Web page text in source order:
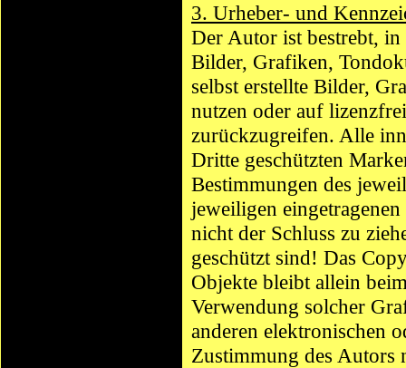
3. Urheber- und
Der Autor ist bestrebt,
Bilder, Grafiken,
selbst erstellte Bilder,
nutzen oder auf
zurückzugreifen. Alle
Dritte geschützten
Bestimmungen des
jeweiligen
nicht der Schluss zu
geschützt sind! Das
Objekte bleibt allein
Verwendung solcher
anderen elektronischen
Zustimmung des Autors